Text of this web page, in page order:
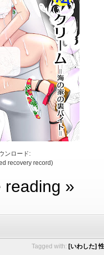
ンロード:
recovery record)
reading »
Tagged with: [いわした]